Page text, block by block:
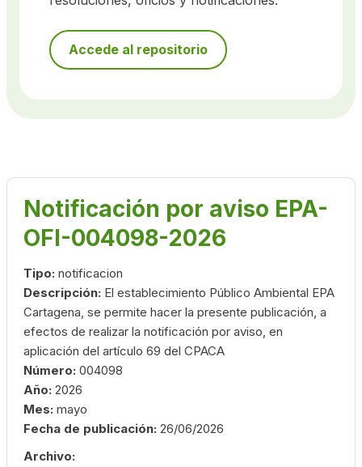
Accede al repositorio
Notificación por aviso EPA-
OFI-004098-2026
Tipo: notificacion
Descripción: El establecimiento Público Ambiental EPA
Cartagena, se permite hacer la presente publicación, a
efectos de realizar la notificación por aviso, en
aplicación del artículo 69 del CPACA
Número: 004098
Año: 2026
Mes: mayo
Fecha de publicación: 26/06/2026
Archivo: